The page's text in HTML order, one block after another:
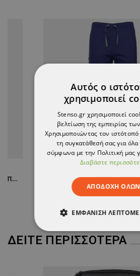
Γυναικεία Ιατρική Μπλούζα άσπρο ALEGRA WHITE/DARK PINK Ιατρικό παντελόνι
26,78 €
ΔΕΊΤΕ ΠΕΡΙΣΣΌΤΕΡΑ
Αυτός ο
χρησιμοποιεί
Stenso.gr χρησιμοποιεί
βελτίωση της εμπειρίας
Χρησιμοποιώντας τον
τη συγκατάθεσή σας για
σύμφωνα με την Πολιτική μας
Διαβάστε
ΑΠΟΔΟΧΉ ΌΛΩΝ
ΕΜΦΆΝΙΣΗ
ΑΠΟΛΎΤΩΣ